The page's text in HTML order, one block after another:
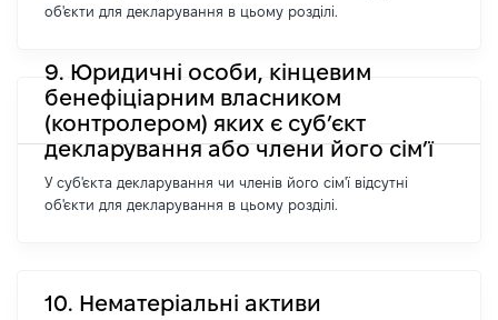
об'єкти для декларування в цьому розділі.
9. Юридичні особи, кінцевим
бенефіціарним власником
(контролером) яких є суб’єкт
декларування або члени його сім’ї
У суб'єкта декларування чи членів його сім'ї відсутні
об'єкти для декларування в цьому розділі.
10. Нематеріальні активи